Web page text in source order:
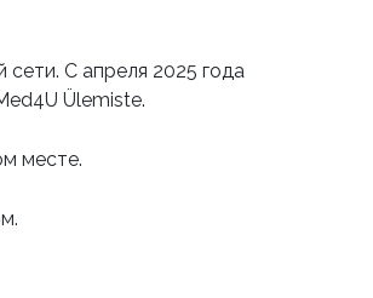
С апреля 2025 года
Ülemiste.
месте.